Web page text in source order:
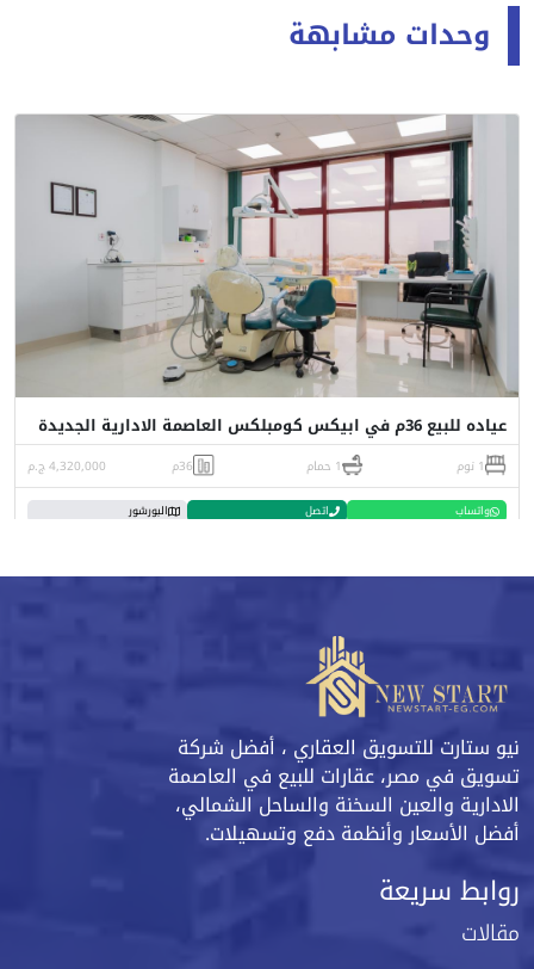
وحدات مشابهة
عياده للبيع 36م في ابيكس كومبلكس العاصمة الادارية الجديدة
1 نوم 1 حمام 36م 4,320,000 ج.م
واتساب اتصل البورشور
نيو ستارت للتسويق العقاري ، أفضل شركة
تسويق في مصر، عقارات للبيع في العاصمة
الادارية والعين السخنة والساحل الشمالي،
أفضل الأسعار وأنظمة دفع وتسهيلات.
روابط سريعة
مقالات